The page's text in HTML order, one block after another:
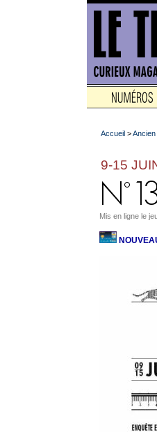
Accueil >
9-15
Mis en ligne le